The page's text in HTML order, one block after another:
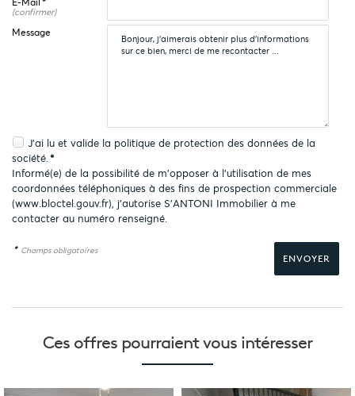
E-Mail *
(confirmer)
Message
J'ai lu et valide la politique de protection des données de la
société.*
Informé(e) de la possibilité de m'opposer à l'utilisation de mes
coordonnées téléphoniques à des fins de prospection commerciale
(www.bloctel.gouv.fr), j'autorise S'ANTONI Immobilier à me
contacter au numéro renseigné.
* Champs obligatoires
Ces offres pourraientvous intéresser